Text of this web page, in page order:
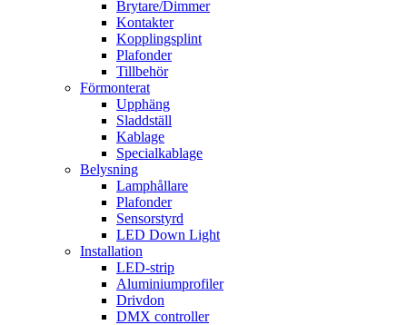
Brytare/Dimmer
Kontakter
Kopplingsplint
Plafonder
Tillbehör
Förmonterat
Upphäng
Sladdställ
Kablage
Specialkablage
Belysning
Lamphållare
Plafonder
Sensorstyrd
LED Down Light
Installation
LED-strip
Aluminiumprofiler
Drivdon
DMX controller